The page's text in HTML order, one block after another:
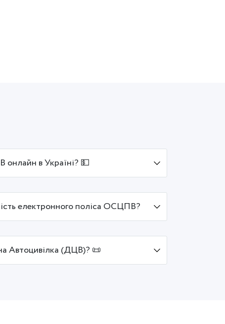
в Україні? 💵
електронного поліса ОСЦПВ?
Автоцивілка (ДЦВ)? 📜